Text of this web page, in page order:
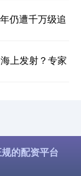
仍遭千万级追
上发射？专家
的配资平台